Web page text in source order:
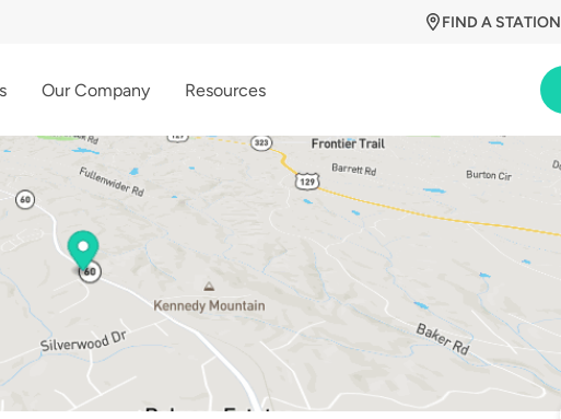
FIND A STATION
Our Company Resources